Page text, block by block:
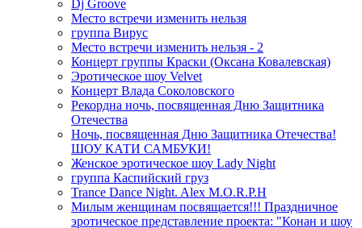
Dj Groove
Место встречи изменить нельзя
группа Вирус
Место встречи изменить нельзя - 2
Концерт группы Краски (Оксана Ковалевская)
Эротическое шоу Velvet
Концерт Влада Соколовского
Рекордна ночь, посвященная Дню Защитника
Отечества
Ночь, посвященная Дню Защитника Отечества!
ШОУ КАТИ САМБУКИ!
Женское эротическое шоу Lady Night
группа Каспийский груз
Trance Dance Night. Alex M.O.R.P.H
Милым женщинам посвящается!!! Праздничное
эротическое представление проекта: "Конан и шоу